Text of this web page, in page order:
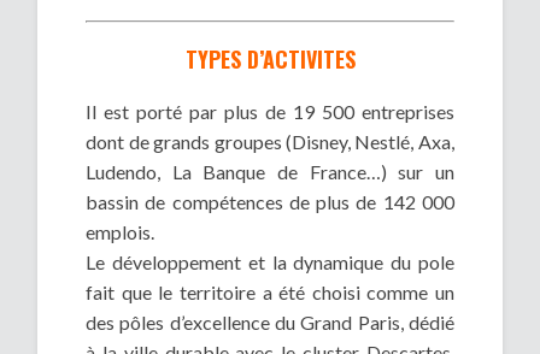
TYPES D’ACTIVITES
Il est porté par plus de 19 500 entreprises
dont de grands groupes (Disney, Nestlé, Axa,
Ludendo, La Banque de France…) sur un
bassin de compétences de plus de 142 000
emplois.
Le développement et la dynamique du pole
fait que le territoire a été choisi comme un
des pôles d’excellence du Grand Paris, dédié